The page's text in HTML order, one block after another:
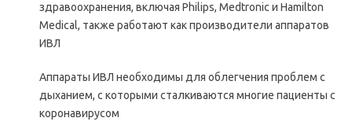
здравоохранения, включая Philips, Medtronic и Hamilton
Medical, также работают как производители аппаратов
ИВЛ
Аппараты ИВЛ необходимы для облегчения проблем с
дыханием, с которыми сталкиваются многие пациенты с
коронавирусом